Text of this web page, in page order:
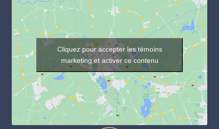
Cliquez pour accepter les témoins
marketing et activer ce contenu